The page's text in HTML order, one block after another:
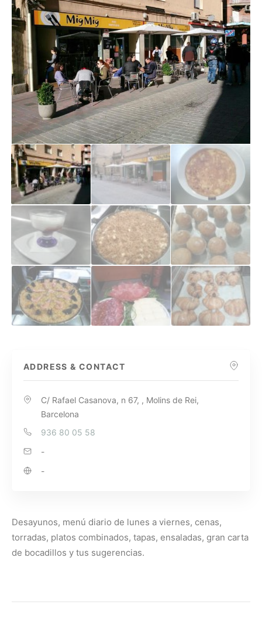
ADDRESS & CONTACT
C/ Rafael Casanova, n 67, , Molins de Rei,
Barcelona
936 80 05 58
-
-
Desayunos, menú diario de lunes a viernes, cenas,
torradas, platos combinados, tapas, ensaladas, gran carta
de bocadillos y tus sugerencias.